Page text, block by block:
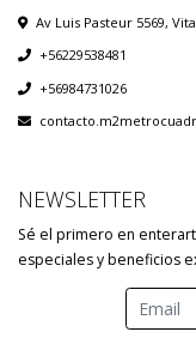
Av Luis Pasteur 5569,
+56229538481
+56984731026
NEWSLETTER
Sé el primero en
especiales y beneficios